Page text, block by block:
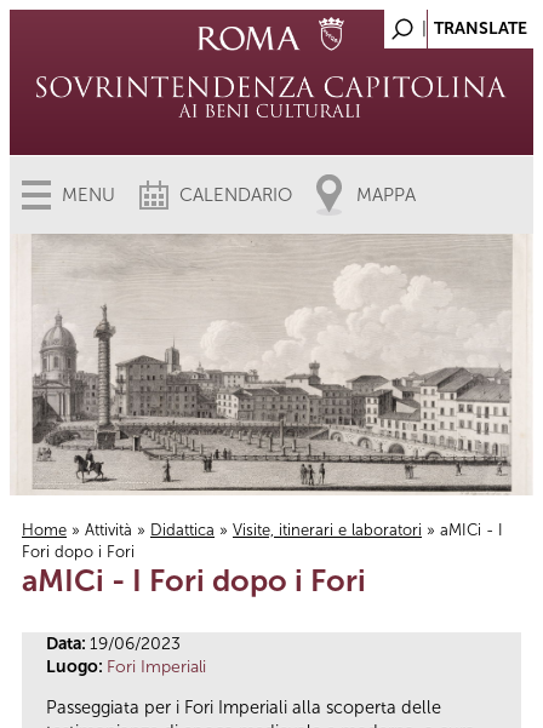
MENU CALENDARIO MAPPA
Tu sei qui
Home » Attività » Didattica » Visite, itinerari e laboratori » aMICi - I
Fori dopo i Fori
aMICi - I Fori dopo i Fori
Data: 19/06/2023
Luogo: Fori Imperiali
Passeggiata per i Fori Imperiali alla scoperta delle